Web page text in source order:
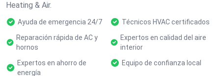
Heating & Air.
Ayuda de emergencia 24/7
Técnicos HVAC certificados
Reparación rápida de AC y
hornos
Expertos en calidad del aire
interior
Expertos en ahorro de
energía
Equipo de confianza local